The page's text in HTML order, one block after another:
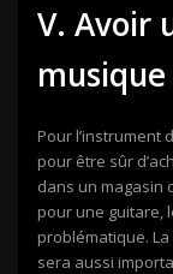
V. Avoir
musique
Pour l’instrument
pour être sûr
dans un magasin
pour une guitare,
problématique.
sera aussi